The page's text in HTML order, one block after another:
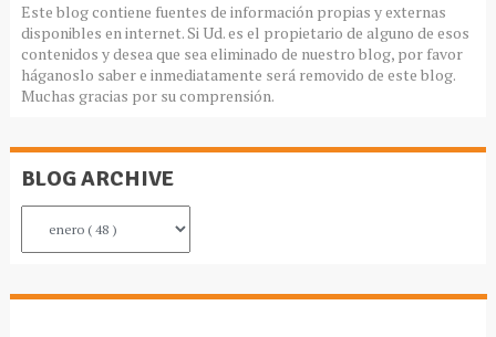
Este blog contiene fuentes de información propias y externas
disponibles en internet. Si Ud. es el propietario de alguno de esos
contenidos y desea que sea eliminado de nuestro blog, por favor
háganoslo saber e inmediatamente será removido de este blog.
Muchas gracias por su comprensión.
BLOG ARCHIVE